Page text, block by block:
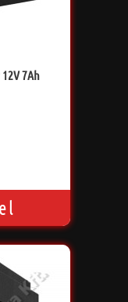
12V 7Ah